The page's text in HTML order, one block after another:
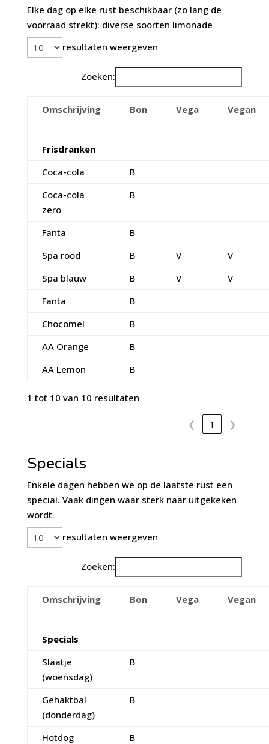
Elke dag op elke rust beschikbaar (zo lang de
voorraad strekt): diverse soorten limonade
resultaten weergeven
Zoeken:
Omschrijving Bon Vega Vegan
Frisdranken
Coca-cola
B
Coca-cola
zero
B
Fanta
B
Spa rood
B V
V
Spa blauw
B V
V
Fanta
B
Chocomel
B
AA Orange
B
AA Lemon
B
1 tot 10 van 10 resultaten
❮ 1 ❯
Specials
Enkele dagen hebben we op de laatste rust een
special. Vaak dingen waar sterk naar uitgekeken
wordt.
resultaten weergeven
Zoeken:
Omschrijving Bon Vega Vegan
Specials
Slaatje
(woensdag)
B
Gehaktbal
(donderdag)
B
Hotdog
B